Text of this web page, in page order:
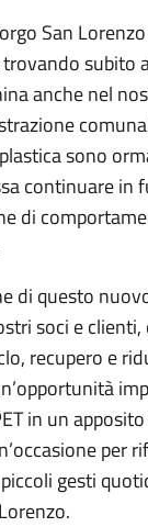
San
subito
anche nel
sono
continuare in
di
di questo
soci e
recupero e
in un
per
gesti